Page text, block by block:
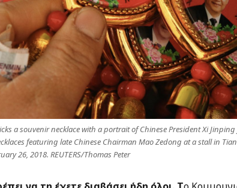
a souvenir necklace with a portrait of Chinese President Xi
featuring late Chinese Chairman Mao Zedong at a stall in
26, 2018. REUTERS/Thomas Peter